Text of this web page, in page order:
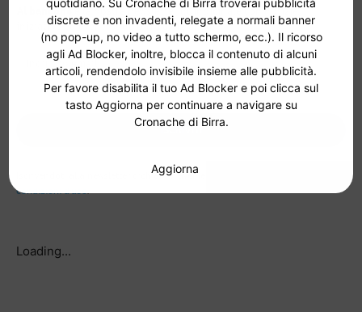
Al banconeè la nostra newsletter quindicinale con notizie,
iniziative ed eventi sulla birra artigianale.
ISCRIVITI
Iscrivendoti alla newsletter dichiari di aver letto e accettare
condizioni d'uso.
Loading...
discrete e non invadenti, relegate a normali banner
(no pop-up, no video a tutto schermo, ecc.). Il ricorso
agli Ad Blocker, inoltre, blocca il contenuto di alcuni
articoli, rendendolo invisibile insieme alle pubblicità.
Per favore disabilita il tuo Ad Blocker e poi clicca sul
tasto Aggiorna per continuare a navigare su
Cronache di Birra.
Aggiorna